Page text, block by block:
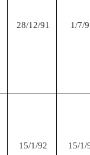
28/12/91
15/1/92